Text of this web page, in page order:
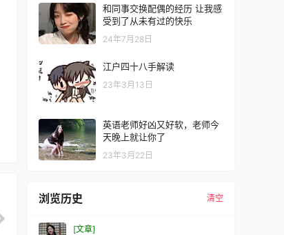
和同事交换配偶的经历 让我感
受到了从未有过的快乐
24年7月28日
江户四十八手解读
23年3月13日
英语老师好凶又好软，老师今
天晚上就让你了
23年3月22日
浏览历史 清空
[文章]